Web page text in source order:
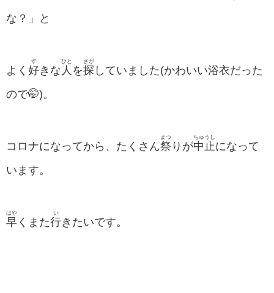
な？」と
よく 好
す
きな 人
ひと
を探
さが
していました(かわいい浴衣だった
ので🤭)。
コロナになってから、たくさん祭
まつ
りが中止
ちゅうし
になって
います。
早
はや
くまた行
い
きたいです。